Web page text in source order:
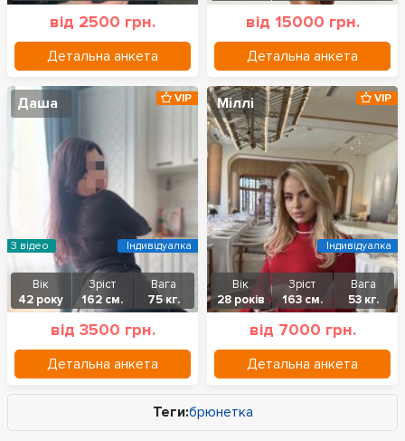
від 2500 грн.
Детальна анкета
від 15000 грн.
Детальна анкета
Даша
Вік
42 року
Зріст
162 см.
Вага
75 кг.
від 3500 грн.
Детальна анкета
VIP
З відео Індивідуалка
Міллі
Вік
28 років
Зріст
163 см.
Вага
53 кг.
від 7000 грн.
Детальна анкета
VIP
Індивідуалка
Теги:брюнетка